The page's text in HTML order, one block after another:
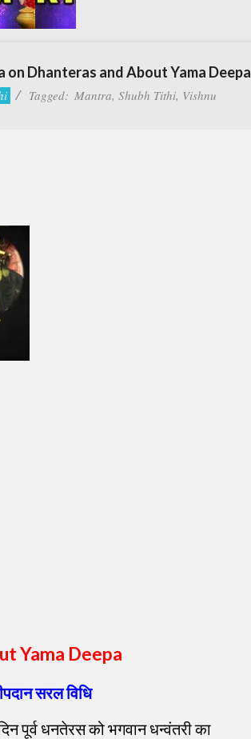
on Dhanteras and About Yama Deepa
Tagged: Mantra, Shubh Tithi, Vishnu
Yama Deepa
सरल विधि
पूर्व धनतेरस को भगवान धन्वंतरी का